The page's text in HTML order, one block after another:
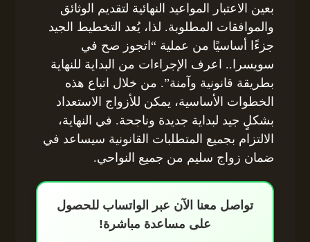
بعين الاعتبار المواعيد النهائية لتقديم الوثائق
والموافقات المطلوبة. لذا، يُعد التخطيط الجيد
جزءًا أساسيًا من عملية “اتجوز صح في
سويسرا.. اعرف الإجراءات من البداية للنهاية
بطريقة قانونية وآمنة”. من خلال اتباع هذه
الخطوات الأساسية، يمكن للأزواج الاستعداد
بشكلٍ جيد لبداية جديدة وناجحة. في النهاية،
الالتزام بجميع المتطلبات القانونية سيساعد في
ضمان زواج سليم من جميع النواحي.
تواصل معنا الآن عبر الواتساب للحصول
على مساعدة مباشرة!